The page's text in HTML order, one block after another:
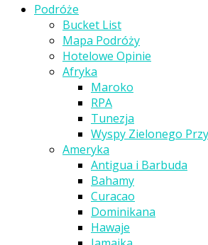
Podróże
Bucket List
Mapa Podróży
Hotelowe Opinie
Afryka
Maroko
RPA
Tunezja
Wyspy Zielonego
Ameryka
Antigua i Barbuda
Bahamy
Curacao
Dominikana
Hawaje